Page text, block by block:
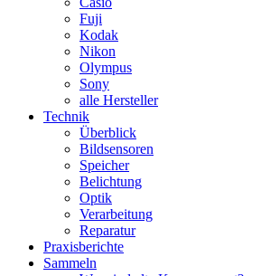
Fuji
Kodak
Nikon
Olympus
Sony
alle Hersteller
Technik
Überblick
Bildsensoren
Speicher
Belichtung
Optik
Verarbeitung
Reparatur
Praxisberichte
Sammeln